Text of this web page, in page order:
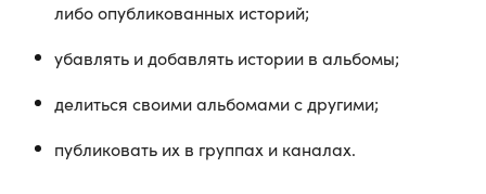
либо опубликованных историй;
убавлять и добавлять истории в альбомы;
делиться своими альбомами с другими;
публиковать их в группах и каналах.